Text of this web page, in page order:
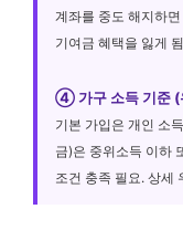
계좌를 중도 해지하
기여금 혜택을 잃게
④ 가구 소득 기준 (
기본 가입은 개인 소
금)은 중위소득 이하
조건 충족 필요. 상세